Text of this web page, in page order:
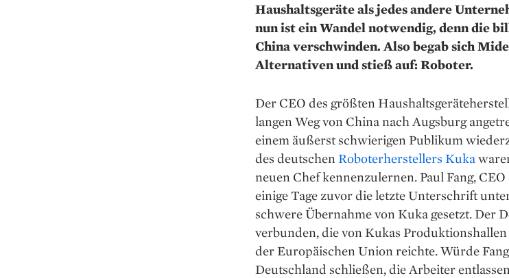
Haushaltsgeräte als jedes andere
nun ist ein Wandel notwendig, denn die
China verschwinden. Also begab sich
Alternativen und stieß auf: Roboter.
Der CEO des größten
langen Weg von China nach Augsburg
einem äußerst schwierigen Publikum
des deutschen ­ Roboterherstellers Kuka
neuen Chef ­kennenzulernen. Paul Fang,
einige Tage zuvor die letzte Unter­schrift
schwere Übernahme von Kuka gesetzt. Der
verbunden, die von Kukas
der Europäischen Union reichte. Würde
Deutschland schließen, die Arbeiter